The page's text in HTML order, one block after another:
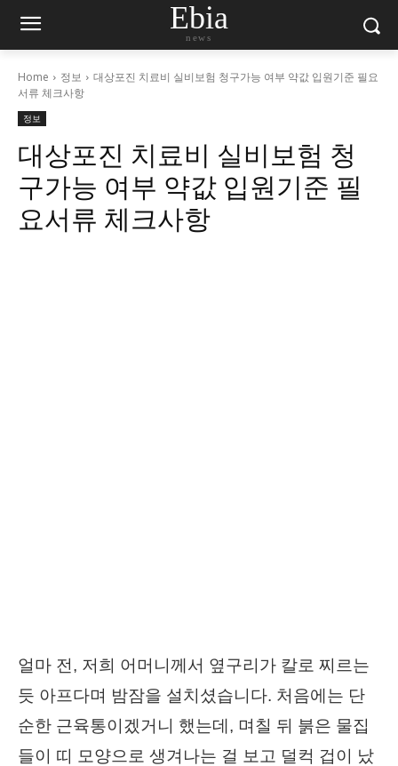
Ebia
news
Home 정보
대상포진 치료비 실비보험 청구가능 여부 약값 입원기준 필요
서류 체크사항
정보
대상포진 치료비 실비보험 청
구가능 여부 약값 입원기준 필
요서류 체크사항
얼마 전, 저희 어머니께서 옆구리가 칼로 찌르는
듯 아프다며 밤잠을 설치셨습니다. 처음에는 단
순한 근육통이겠거니 했는데, 며칠 뒤 붉은 물집
들이 띠 모양으로 생겨나는 걸 보고 덜컥 겁이 났